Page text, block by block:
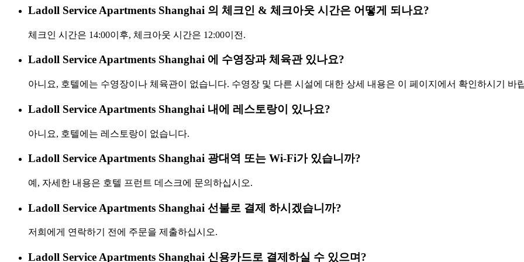
Ladoll Service Apartments Shanghai 의 체크인 & 체크아웃 시간은 어떻게 되나요?
체크인 시간은 14:00이후, 체크아웃 시간은 12:00이전.
Ladoll Service Apartments Shanghai 에 수영장과 체육관 있나요?
아니요, 호텔에는 수영장이나 체육관이 없습니다. 수영장 및 다른 시설에 대한 상세 내용은 이 페이지에서 확인하시기 바
Ladoll Service Apartments Shanghai 내에 레스토랑이 있나요?
아니요, 호텔에는 레스토랑이 없습니다.
Ladoll Service Apartments Shanghai 광대역 또는 Wi-Fi가 있습니까?
예, 자세한 내용은 호텔 프런트 데스크에 문의하십시오.
Ladoll Service Apartments Shanghai 선불로 결제 하시겠습니까?
저희에게 연락하기 전에 주문을 제출하십시오.
Ladoll Service Apartments Shanghai 신용카드로 결제하실 수 있으며?